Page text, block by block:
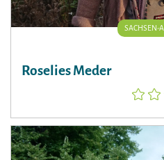
SACHSEN-
Roselies Meder